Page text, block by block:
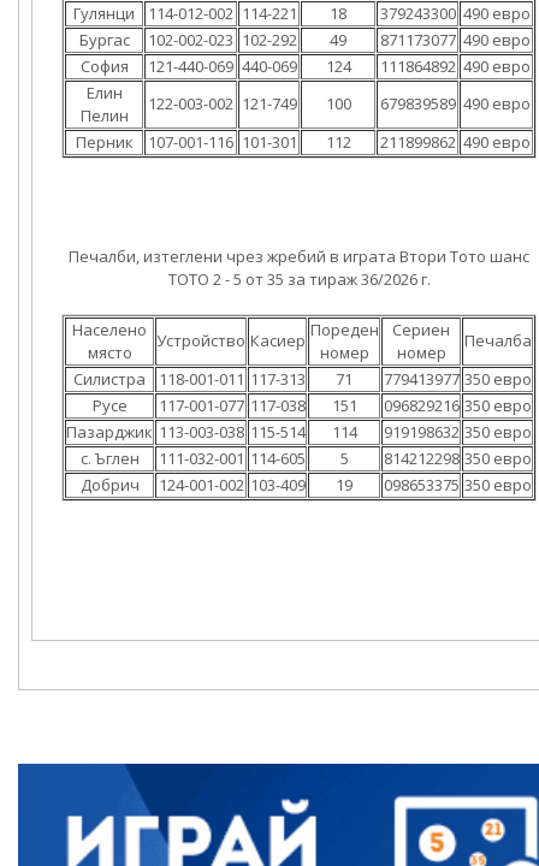
Гулянци
114-012-002 114-221 18 379243300 490 евро
Бургас
102-002-023 102-292 49 871173077 490 евро
София
121-440-069 440-069 124 111864892 490 евро
Елин
Пелин
122-003-002 121-749 100 679839589 490 евро
Перник
107-001-116 101-301 112 211899862 490 евро
Печалби, изтеглени чрез жребий в играта Втори Тото шанс
ТОТО 2 - 5 от 35 за тираж 36/2026 г.
Населено
място
Устройство Касиер Пореден
номер
Сериен
номер
Печалба
Силистра
118-001-011 117-313 71 779413977 350 евро
Русе
117-001-077 117-038 151 096829216 350 евро
Пазарджик 113-003-038 115-514 114 919198632 350 евро
с. Ъглен
111-032-001 114-605 5 814212298 350 евро
Добрич
124-001-002 103-409 19 098653375 350 евро